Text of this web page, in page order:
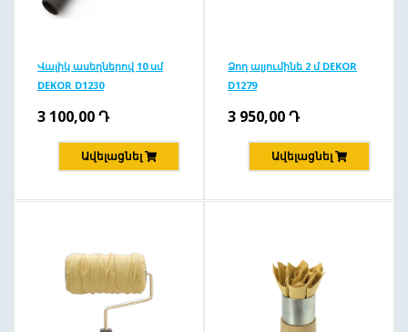
Վալիկ ասեղներով 10 սմ
DEKOR D1230
3 100,00Դ
Ավելացնել
Ձող ալյումինե 2 մ DEKOR
D1279
3 950,00Դ
Ավելացնել